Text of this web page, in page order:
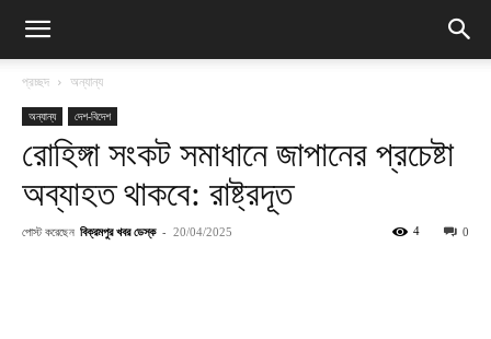
প্রচ্ছদ অন্যান্য
অন্যান্য দেশ-বিদেশ
রোহিঙ্গা সংকট সমাধানে জাপানের প্রচেষ্টা
অব্যাহত থাকবে: রাষ্ট্রদূত
পোস্ট করেছেন বিক্রমপুর খবর ডেস্ক - 20/04/2025 0
4